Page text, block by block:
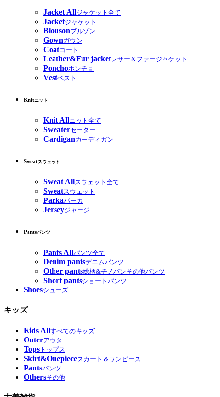
Jacket Allジャケット全て
Jacketジャケット
Blousonブルゾン
Gownガウン
Coatコート
Leather&Fur jacketレザー＆ファージャケット
Ponchoポンチョ
Vestベスト
Knitニット
Knit Allニット全て
Sweaterセーター
Cardiganカーディガン
Sweatスウェット
Sweat Allスウェット全て
Sweatスウェット
Parkaパーカ
Jerseyジャージ
Pantsパンツ
Pants Allパンツ全て
Denim pantsデニムパンツ
Other pants総柄&チノパンその他パンツ
Short pantsショートパンツ
Shoesシューズ
キッズ
Kids Allすべてのキッズ
Outerアウター
Tops トップス
Skirt&Onepieceスカート＆ワンピース
Pantsパンツ
Othersその他